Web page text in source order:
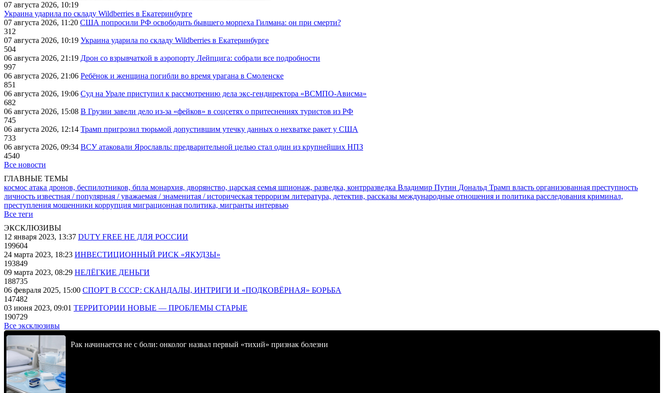
07 августа 2026, 10:19
Украина ударила по складу Wildberries в Екатеринбурге
07 августа 2026, 11:20 США попросили РФ освободить бывшего морпеха Гилмана: он при смерти?
312
07 августа 2026, 10:19 Украина ударила по складу Wildberries в Екатеринбурге
504
06 августа 2026, 21:19 Дрон со взрывчаткой в аэропорту Лейпцига: собрали все подробности
997
06 августа 2026, 21:06 Ребёнок и женщина погибли во время урагана в Смоленске
851
06 августа 2026, 19:06 Суд на Урале приступил к рассмотрению дела экс-гендиректора «ВСМПО-Ависма»
682
06 августа 2026, 15:08 В Грузии завели дело из-за «фейков» в соцсетях о притеснениях туристов из РФ
745
06 августа 2026, 12:14 Трамп пригрозил тюрьмой допустившим утечку данных о нехватке ракет у США
733
06 августа 2026, 09:34 ВСУ атаковали Ярославль: предварительной целью стал один из крупнейших НПЗ
4540
Все новости
ГЛАВНЫЕ ТЕМЫ
космос атака дронов, беспилотников, бпла монархия, дворянство, царская семья шпионаж, разведка, контрразведка Владимир Путин Дональд Трамп власть организованная преступность
личность известная / популярная / уважаемая / знаменитая / историческая терроризм литература, детектив, рассказы международные отношения и политика расследования криминал,
преступления мошенники коррупция миграционная политика, мигранты интервью
Все теги
ЭКСКЛЮЗИВЫ
12 января 2023, 13:37 DUTY FREE НЕ ДЛЯ РОССИИ
199604
24 марта 2023, 18:23 ИНВЕСТИЦИОННЫЙ РИСК «ЯКУДЗЫ»
193849
09 марта 2023, 08:29 НЕЛЁГКИЕ ДЕНЬГИ
188735
06 февраля 2025, 15:00 СПОРТ В СССР: СКАНДАЛЫ, ИНТРИГИ И «ПОДКОВЁРНАЯ» БОРЬБА
147482
03 июня 2023, 09:01 ТЕРРИТОРИИ НОВЫЕ — ПРОБЛЕМЫ СТАРЫЕ
190729
Все эксклюзивы
Рак начинается не с боли: онколог назвал первый «тихий» признак болезни